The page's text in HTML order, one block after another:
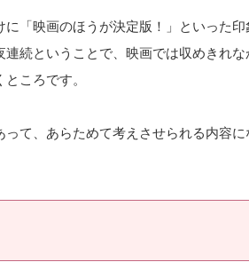
「映画のほうが決定版！」といった印
続ということで、映画では収めきれな
ころです。
て、あらためて考えさせられる内容に